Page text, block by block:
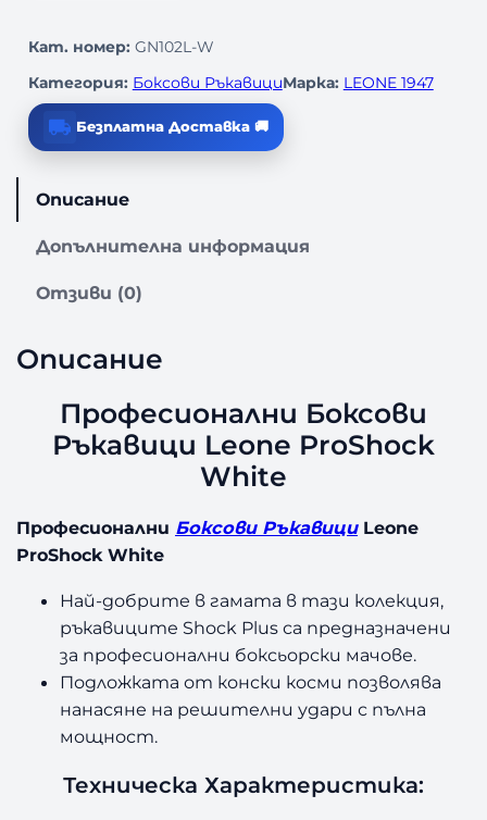
Кат. номер: GN102L-W
Категория: Боксови РъкавициМарка: LEONE 1947
Безплатна Доставка 🚚
Описание
Допълнителна информация
Отзиви (0)
Описание
Професионални Боксови
Ръкавици Leone ProShock
White
Професионални Боксови РъкавициLeone
ProShock White
Най-добрите в гамата в тази колекция,
ръкавиците Shock Plus са предназначени
за професионални боксьорски мачове.
Подложката от конски косми позволява
нанасяне на решителни удари с пълна
мощност.
Техническа Характеристика: